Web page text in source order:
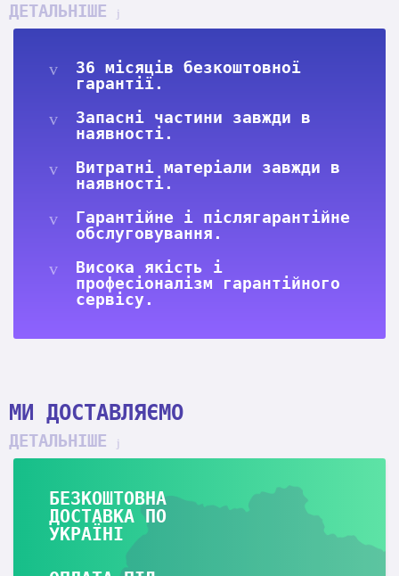
ДЕТАЛЬНІШЕ
36 місяців безкоштовної
гарантії.
Запасні частини завжди в
наявності.
Витратні матеріали завжди в
наявності.
Гарантійне і післягарантійне
обслуговування.
Висока якість і
професіоналізм гарантійного
сервісу.
МИ ДОСТАВЛЯЄМО
ДЕТАЛЬНІШЕ
БЕЗКОШТОВНА
ДОСТАВКА ПО
УКРАЇНІ